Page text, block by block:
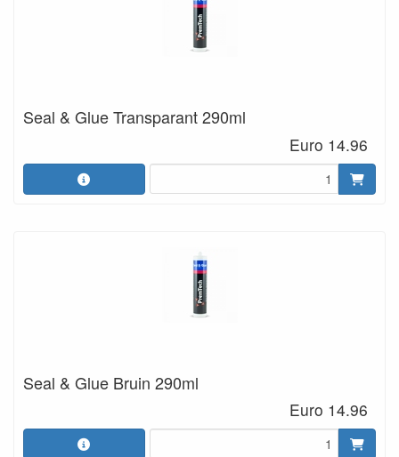
Seal & Glue Transparant 290ml
Euro 14.96
Seal & Glue Bruin 290ml
Euro 14.96